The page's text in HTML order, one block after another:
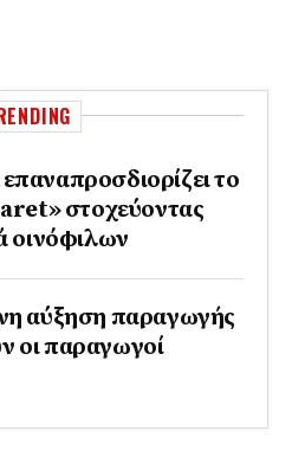
το
στοχεύοντας
οινόφιλων
αύξηση παραγωγής
οι παραγωγοί